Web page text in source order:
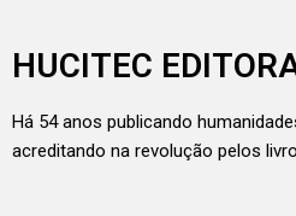
HUCITEC
Há 54 anos publicando
acreditando na revolução pelos